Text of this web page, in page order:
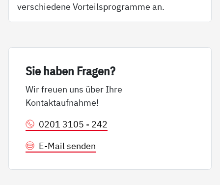
verschiedene Vorteilsprogramme an.
Sie ha­ben Fra­gen?
Wir freuen uns über Ihre
Kontaktaufnahme!
0201 3105 - 242
E-Mail senden